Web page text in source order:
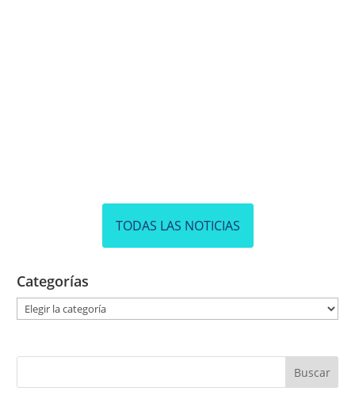
TODAS LAS NOTICIAS
Categorías
a
g